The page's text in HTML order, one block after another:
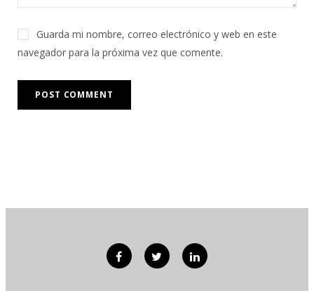
Guarda mi nombre, correo electrónico y web en este
navegador para la próxima vez que comente.